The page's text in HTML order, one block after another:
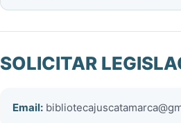
SOLICITAR
Email: